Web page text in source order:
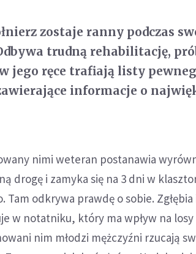
zostaje ranny podczas
trudną rehabilitację,
jego ręce trafiają listy
informacje o
nimi weteran postanawia
drogę i zamyka się na 3 dni w
Tam odkrywa prawdę o sobie.
w notatniku, który ma wpływ na losy
nim młodzi mężczyźni rzucają